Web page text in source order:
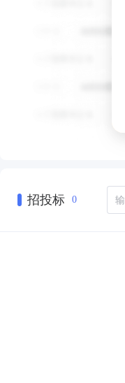
招投标 0